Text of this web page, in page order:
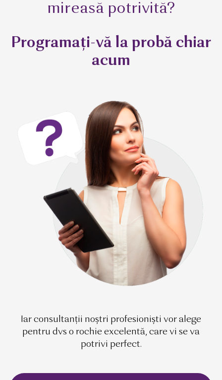
mireasă potrivită?
Programați-vă la probă chiar
acum
Iar consultanții noștri profesioniști vor alege
pentru dvs o rochie excelentă, care vi se va
potrivi perfect.